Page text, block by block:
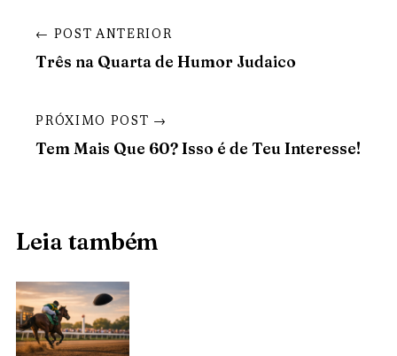
← POST ANTERIOR
Três na Quarta de Humor Judaico
PRÓXIMO POST →
Tem Mais Que 60? Isso é de Teu Interesse!
Leia também